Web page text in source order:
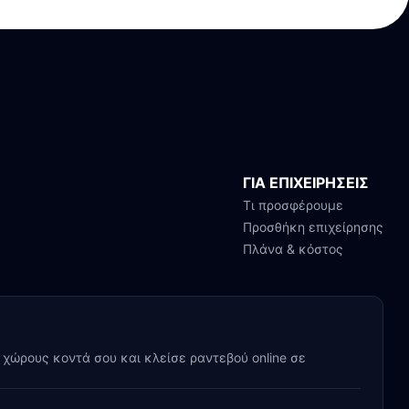
ΓΙΑ ΕΠΙΧΕΙΡΗΣΕΙΣ
Τι προσφέρουμε
Προσθήκη επιχείρησης
Πλάνα & κόστος
κοντά σου και κλείσε ραντεβού online σε